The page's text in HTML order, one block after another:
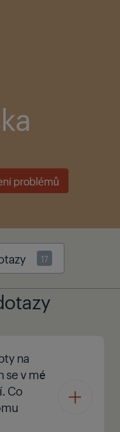
problémů
17
na
se v mé
Co